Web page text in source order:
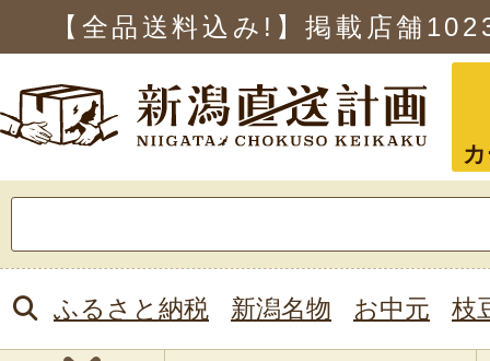
【全品送料込み!】掲載店舗
索:
ふるさと納税 新潟名物 お中元 枝